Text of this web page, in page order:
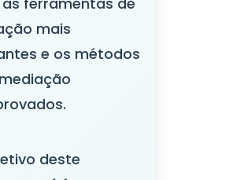
mais
e os métodos
deste